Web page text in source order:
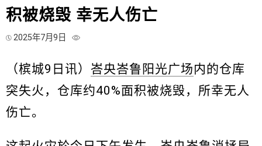
积被烧毁 幸无人伤亡
2025年7月9日
（槟城9日讯） 峇央峇鲁阳光广场内的仓库
突失火，仓库约40%面积被烧毁，所幸无人
伤亡。